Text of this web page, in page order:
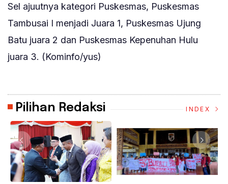
Sel ajuutnya kategori Puskesmas, Puskesmas
Tambusai I menjadi Juara 1, Puskesmas Ujung
Batu juara 2 dan Puskesmas Kepenuhan Hulu
juara 3. (Kominfo/yus)
Pilihan Redaksi INDEX